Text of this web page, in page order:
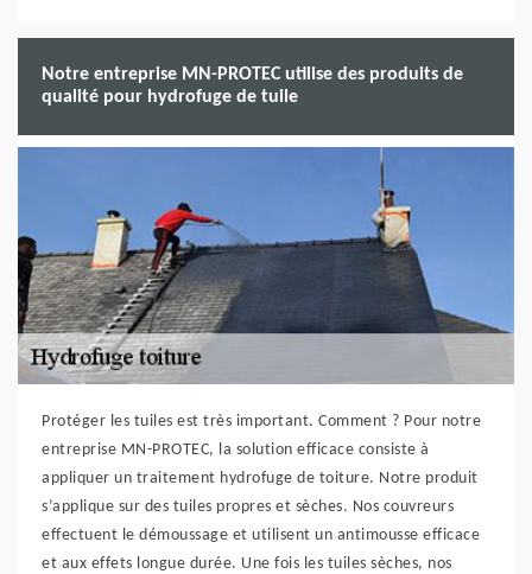
Notre entreprise MN-PROTEC utilise des produits de
qualité pour hydrofuge de tuile
Protéger les tuiles est très important. Comment ? Pour notre
entreprise MN-PROTEC, la solution efficace consiste à
appliquer un traitement hydrofuge de toiture. Notre produit
s’applique sur des tuiles propres et sèches. Nos couvreurs
effectuent le démoussage et utilisent un antimousse efficace
et aux effets longue durée. Une fois les tuiles sèches, nos